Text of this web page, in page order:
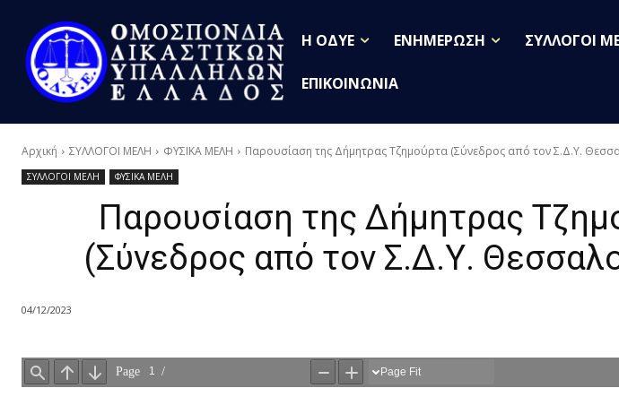
Η ΟΔΥΕ ΕΝΗΜΕΡΩΣΗ ΣΥΛΛΟΓΟΙ
ΕΠΙΚΟΙΝΩΝΙΑ
Αρχική ΣΥΛΛΟΓΟΙ ΜΕΛΗ ΦΥΣΙΚΑ ΜΕΛΗ Παρουσίαση της Δήμητρας Τζημούρτα (Σύνεδρος από τον Σ.Δ.Υ.
ΣΥΛΛΟΓΟΙ ΜΕΛΗ ΦΥΣΙΚΑ ΜΕΛΗ
Παρουσίαση της Δήμητρας
(Σύνεδρος από τον Σ.Δ.Υ.
04/12/2023